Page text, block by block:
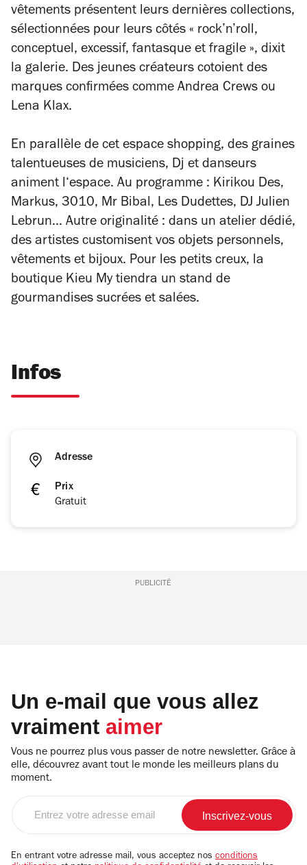
vêtements présentent leurs dernières collections,
sélectionnées pour leurs côtés « rock’n’roll,
conceptuel, excessif, fantasque et fragile », dixit
la galerie. Des jeunes créateurs cotoient des
marques confirmées comme Andrea Crews ou
Lena Klax.
En parallèle de cet espace shopping, des graines
talentueuses de musiciens, Dj et danseurs
animent l‘espace. Au programme : Kirikou Des,
Markus, 3010, Mr Bibal, Les Dudettes, DJ Julien
Lebrun… Autre originalité : dans un atelier dédié,
des artistes customisent vos objets personnels,
vêtements et bijoux. Pour les petits creux, la
boutique Kieu My tiendra un stand de
gourmandises sucrées et salées.
Infos
Adresse
Prix
Gratuit
PUBLICITÉ
Un e-mail que vous allez
vraiment aimer
Vous ne pourrez plus vous passer de notre newsletter. Grâce à
elle, découvrez avant tout le monde les meilleurs plans du
moment.
email
En entrant votre adresse mail, vous acceptez nos conditions